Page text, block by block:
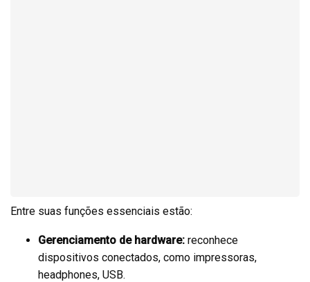
Entre suas funções essenciais estão:
Gerenciamento de hardware: reconhece
dispositivos conectados, como impressoras,
headphones, USB.